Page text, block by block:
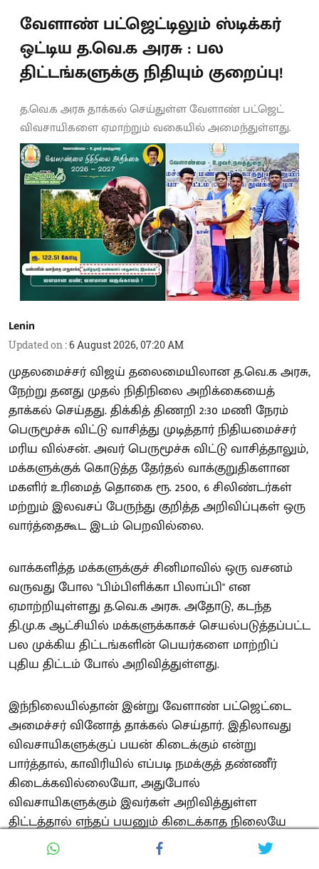
வேளாண் பட்ஜெட்டிலும் ஸ்டிக்கர்
ஒட்டிய த.வெ.க அரசு : பல
திட்டங்களுக்கு நிதியும் குறைப்பு!
த.வெ.க அரசு தாக்கல் செய்துள்ள வேளாண் பட்ஜெட்
விவசாயிகளை ஏமாற்றும் வகையில் அமைந்துள்ளது.
Lenin
Updated on :6 August 2026, 07:20 AM
முதலமைச்சர் விஜய் தலைமையிலான த.வெ.க அரசு,
நேற்று தனது முதல் நிதிநிலை அறிக்கையைத்
தாக்கல் செய்தது. திக்கித் திணறி 2:30 மணி நேரம்
பெருமூச்சு விட்டு வாசித்து முடித்தார் நிதியமைச்சர்
மரிய வில்சன். அவர் பெருமூச்சு விட்டு வாசித்தாலும்,
மக்களுக்குக் கொடுத்த தேர்தல் வாக்குறுதிகளான
மகளிர் உரிமைத் தொகை ரூ. 2500, 6 சிலிண்டர்கள்
மற்றும் இலவசப் பேருந்து குறித்த அறிவிப்புகள் ஒரு
வார்த்தைகூட இடம் பெறவில்லை.
வாக்களித்த மக்களுக்குச் சினிமாவில் ஒரு வசனம்
வருவது போல "பிம்பிளிக்கா பிலாப்பி" என
ஏமாற்றியுள்ளது த.வெ.க அரசு. அதோடு, கடந்த
தி.மு.க ஆட்சியில் மக்களுக்காகச் செயல்படுத்தப்பட்ட
பல முக்கிய திட்டங்களின் பெயர்களை மாற்றிப்
புதிய திட்டம் போல் அறிவித்துள்ளது.
இந்நிலையில்தான் இன்று வேளாண் பட்ஜெட்டை
அமைச்சர் வினோத் தாக்கல் செய்தார். இதிலாவது
விவசாயிகளுக்குப் பயன் கிடைக்கும் என்று
பார்த்தால், காவிரியில் எப்படி நமக்குத் தண்ணீர்
கிடைக்கவில்லையோ, அதுபோல்
விவசாயிகளுக்கும் இவர்கள் அறிவித்துள்ள
திட்டத்தால் எந்தப் பயனும் கிடைக்காத நிலையே
ஏற்பட்டுள்ளது.